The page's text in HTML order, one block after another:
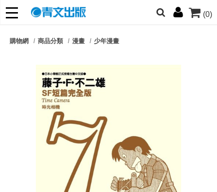
(0)
朋友們，提高警覺！
購物網 商品分類 漫畫 少年漫畫